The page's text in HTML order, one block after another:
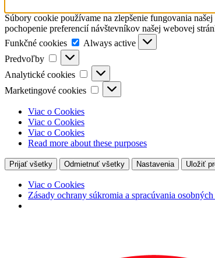
Súbory cookie používame na zlepšenie fungovania
pochopenie preferencií návštevníkov našej webovej
Funkčné cookies
Funkčné
cookies
Always active
Predvoľby
Predvoľby
Analytické cookies
Analytické
cookies
Marketingové cookies
Marketingové
cookies
Viac o Cookies
Viac o Cookies
Viac o Cookies
Read more about these purposes
Prijať všetky Odmietnuť všetky Nastavenia Uložiť
Viac o Cookies
Zásady ochrany súkromia a spracúvania